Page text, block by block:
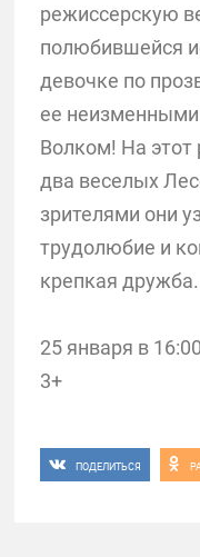
режиссерскую
полюбившейся
девочке по
ее
Волком! На этот
два веселых
зрителями они
трудолюбие и
крепкая дружба.
25 января в
3+
ПОДЕЛИТЬСЯ